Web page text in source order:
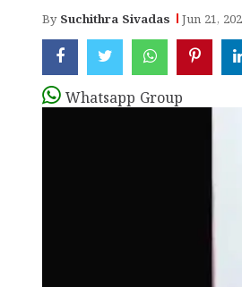
By Suchithra Sivadas Jun 21,
Whatsapp Group